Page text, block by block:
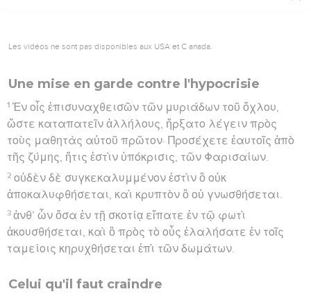
Les vidéos ne sont pas disponibles aux USA et C anada.
Une mise en garde contre l'hypocrisie
1 Ἐν οἷς ἐπισυναχθεισῶν τῶν μυριάδων τοῦ ὄχλου,
ὥστε καταπατεῖν ἀλλήλους, ἤρξατο λέγειν πρὸς
τοὺς μαθητὰς αὐτοῦ πρῶτον· Προσέχετε ἑαυτοῖς ἀπὸ
τῆς ζύμης, ἥτις ἐστὶν ὑπόκρισις, τῶν Φαρισαίων.
2 οὐδὲν δὲ συγκεκαλυμμένον ἐστὶν ὃ οὐκ
ἀποκαλυφθήσεται, καὶ κρυπτὸν ὃ οὐ γνωσθήσεται.
3 ἀνθ’ ὧν ὅσα ἐν τῇ σκοτίᾳ εἴπατε ἐν τῷ φωτὶ
ἀκουσθήσεται, καὶ ὃ πρὸς τὸ οὖς ἐλαλήσατε ἐν τοῖς
ταμείοις κηρυχθήσεται ἐπὶ τῶν δωμάτων.
Celui qu'il faut craindre